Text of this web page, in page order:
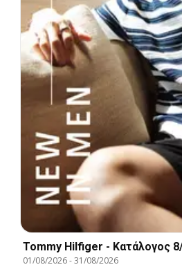
Tommy Hilfiger - Kατάλογος
01/08/2026-31/08/2026